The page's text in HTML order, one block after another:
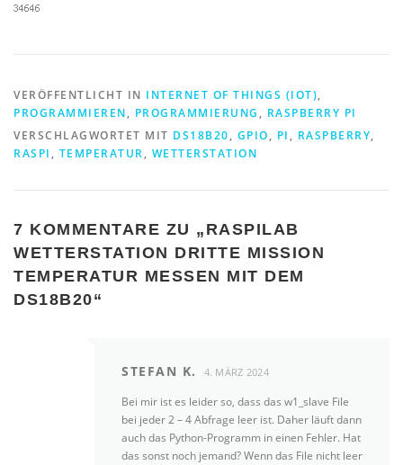
VERÖFFENTLICHT IN INTERNET OF THINGS (IOT),
PROGRAMMIEREN, PROGRAMMIERUNG , RASPBERRY PI
VERSCHLAGWORTET MIT DS18B20, GPIO, PI , RASPBERRY,
RASPI , TEMPERATUR, WETTERSTATION
7 KOMMENTARE ZU „ RASPILAB
WETTERSTATION DRITTE MISSION
TEMPERATUR MESSEN MIT DEM
DS18B20“
STEFAN K. 4. MÄRZ 2024
Bei mir ist es leider so, dass das w1_slave File
bei jeder 2 – 4 Abfrage leer ist. Daher läuft dann
auch das Python-Programm in einen Fehler. Hat
das sonst noch jemand? Wenn das File nicht leer